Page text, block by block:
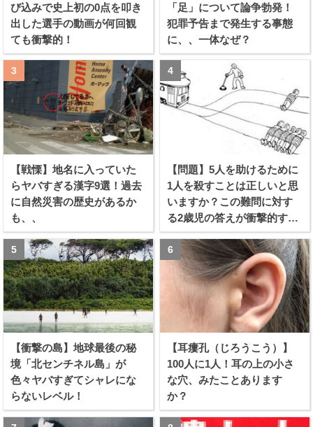
び込みで史上初の0点を叩き
出した選手の動画が何回観
ても衝撃的！
「足」について論争勃発！
犯罪予告まで発生する事態
に、、一体なぜ？
【戦慄】地名に入っていた
らヤバすぎる漢字9選！過去
に自然災害の歴史があるか
も、、
【問題】5人を助けるために
1人を殺すことは正しいと思
いますか？この難問に対す
る2歳児の答えが衝撃的すぎ
る！！
【衝撃の島】地球最後の秘
境「北センチネル島」が
色々ヤバすぎてシャレにな
らないレベル！
【耳瘻孔（じろうこう）】
100人に1人！耳の上の小さ
な穴、みたことあります
か？